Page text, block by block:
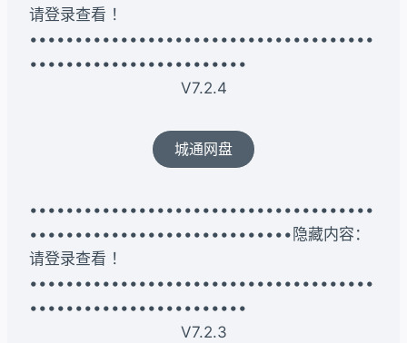
请登录查看 ！
••••••••••••••••••••••••••••••••••••••
••••••••••••••••••••••••
V7.2.4
城通网盘
••••••••••••••••••••••••••••••••••••••
•••••••••••••••••••••••••••••隐藏内容：
请登录查看 ！
••••••••••••••••••••••••••••••••••••••
••••••••••••••••••••••••
V7.2.3